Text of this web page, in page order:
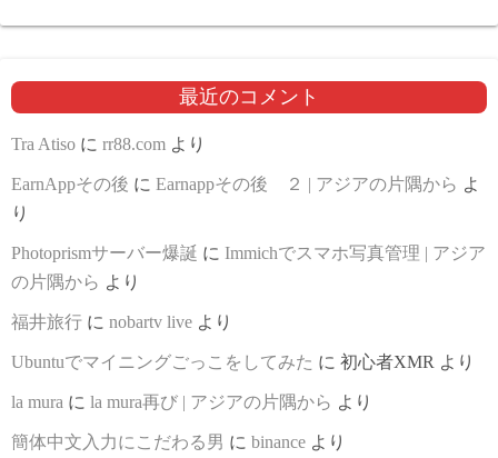
最近のコメント
Tra Atiso に rr88.com より
EarnAppその後 に Earnappその後 ２ | アジアの片隅から よ
り
Photoprismサーバー爆誕 に Immichでスマホ写真管理 | アジア
の片隅から より
福井旅行 に nobartv live より
Ubuntuでマイニングごっこをしてみた に 初心者XMR より
la mura に la mura再び | アジアの片隅から より
簡体中文入力にこだわる男 に binance より